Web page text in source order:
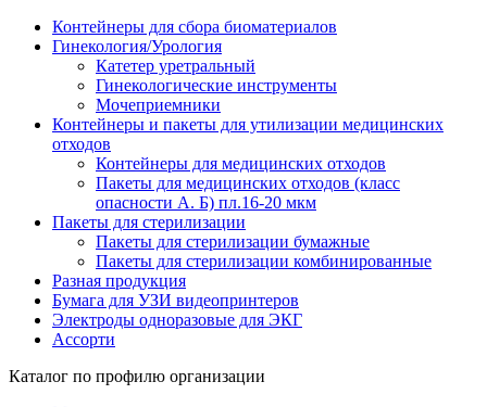
Контейнеры для сбора биоматериалов
Гинекология/Урология
Катетер уретральный
Гинекологические инструменты
Мочеприемники
Контейнеры и пакеты для утилизации медицинских
отходов
Контейнеры для медицинских отходов
Пакеты для медицинских отходов (класс
опасности А. Б) пл.16-20 мкм
Пакеты для стерилизации
Пакеты для стерилизации бумажные
Пакеты для стерилизации комбинированные
Разная продукция
Бумага для УЗИ видеопринтеров
Электроды одноразовые для ЭКГ
Ассорти
Каталог по профилю организации